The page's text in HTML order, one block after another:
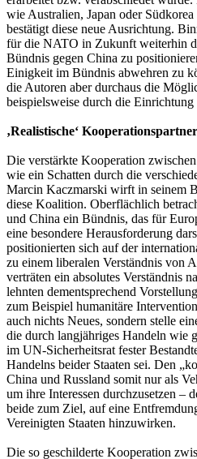
wie Australien, Japan oder
bestätigt diese neue Ausrichtung.
für die NATO in Zukunft weiterhin
Bündnis gegen China zu
Einigkeit im Bündnis abwehren zu
die Autoren aber durchaus die
beispielsweise durch die
‚Realistische‘
Die verstärkte Kooperation
wie ein Schatten durch die
Marcin Kaczmarski wirft in seinem
diese Koalition. Oberflächlich
und China ein Bündnis, das für
eine besondere Herausforderung
positionierten sich auf der
zu einem liberalen Verständnis von
verträten ein absolutes Verständnis
lehnten dementsprechend
zum Beispiel humanitäre
auch nichts Neues, sondern stelle
die durch langjähriges Handeln wie
im UN-Sicherheitsrat fester
Handelns beider Staaten sei. Den
China und Russland somit nur als
um ihre Interessen durchzusetzen –
beide zum Ziel, auf eine
Vereinigten Staaten hinzuwirken.
Die so geschilderte Kooperation